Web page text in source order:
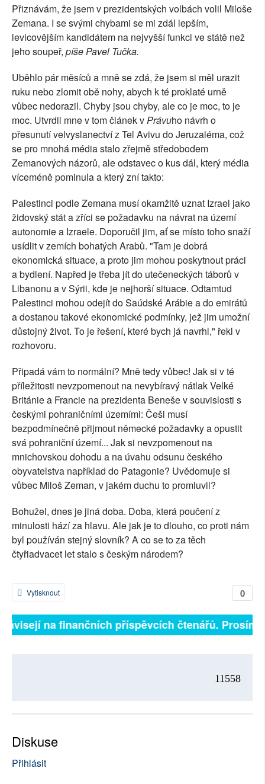
SOCIÁLNÍ SÍTĚ
RUBRIKY
Přiznávám, že jsem v prezidentských volbách volil Miloše
Zemana. I se svými chybami se mi zdál lepším,
levicovějším kandidátem na nejvyšší funkci ve státě než
jeho soupeř, píše Pavel Tučka.
Uběhlo pár měsíců a mně se zdá, že jsem si měl urazit
ruku nebo zlomit obě nohy, abych k té proklaté urně
vůbec nedorazil. Chyby jsou chyby, ale co je moc, to je
moc. Utvrdil mne v tom článek vPrávuho návrh o
přesunutí velvyslanectví z Tel Avivu do Jeruzaléma, což
se pro mnohá média stalo zřejmě středobodem
Zemanových názorů, ale odstavec o kus dál, který média
víceméně pominula a který zní takto:
Palestinci podle Zemana musí okamžitě uznat Izrael jako
židovský stát a zříci se požadavku na návrat na území
autonomie a Izraele. Doporučil jim, ať se místo toho snaží
usídlit v zemích bohatých Arabů. "Tam je dobrá
ekonomická situace, a proto jim mohou poskytnout práci
a bydlení. Napřed je třeba jít do utečeneckých táborů v
Libanonu a v Sýrii, kde je nejhorší situace. Odtamtud
Palestinci mohou odejít do Saúdské Arábie a do emirátů
a dostanou takové ekonomické podmínky, jež jim umožní
důstojný život. To je řešení, které bych já navrhl," řekl v
rozhovoru.
Připadá vám to normální? Mně tedy vůbec! Jak si v té
příležitosti nevzpomenout na nevybíravý nátlak Velké
Británie a Francie na prezidenta Beneše v souvislosti s
českými pohraničními územími: Češi musí
bezpodmínečně přijmout německé požadavky a opustit
svá pohraniční území... Jak si nevzpomenout na
mnichovskou dohodu a na úvahu odsunu českého
obyvatelstva například do Patagonie? Uvědomuje si
vůbec Miloš Zeman, v jakém duchu to promluvil?
Bohužel, dnes je jiná doba. Doba, která poučení z
minulosti hází za hlavu. Ale jak je to dlouho, co proti nám
byl používán stejný slovník? A co se to za těch
čtyřiadvacet let stalo s českým národem?
0
Vytisknout
na finančních příspěvcích čtenářů.
11558
Diskuse
Přihlásit